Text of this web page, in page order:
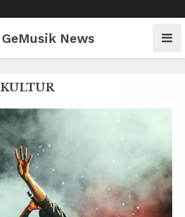
GeMusik News
KULTUR